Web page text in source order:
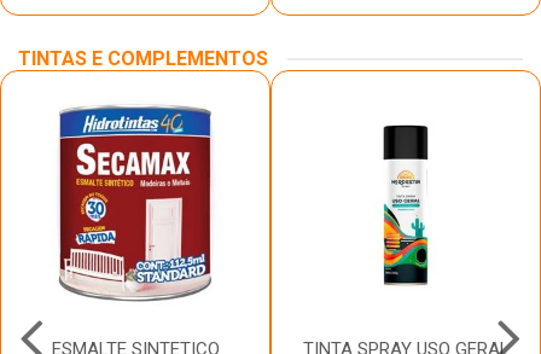
TINTAS E COMPLEMENTOS
ESMALTE SINTETICO TINTA SPRAY USO GERAL